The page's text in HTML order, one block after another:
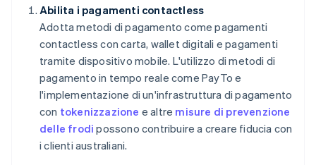
Abilita i pagamenti contactless
Adotta metodi di pagamento come pagamenti
contactless con carta, wallet digitali e pagamenti
tramite dispositivo mobile. L'utilizzo di metodi di
pagamento in tempo reale come PayTo e
l'implementazione di un'infrastruttura di pagamento
con tokenizzazione e altre misure di prevenzione
delle frodi possono contribuire a creare fiducia con
i clienti australiani.